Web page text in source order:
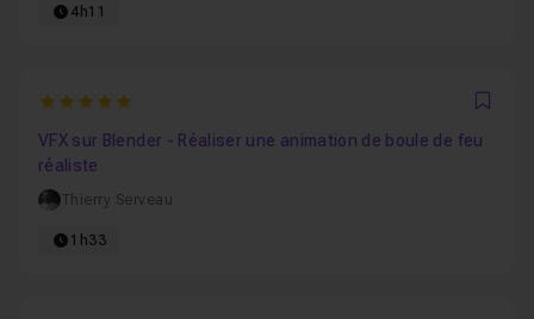
4h11
5
VFX sur Blender - Réaliser une animation de boule de feu
réaliste
Thierry Serveau
1h33